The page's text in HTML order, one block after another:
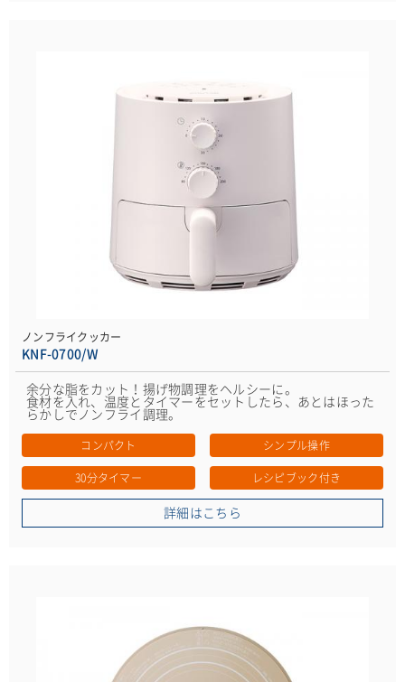
ノンフライクッカー
KNF-0700/W
余分な脂をカット！揚げ物調理をヘルシーに。
食材を入れ、温度とタイマーをセットしたら、あとはほった
らかしでノンフライ調理。
コンパクト シンプル操作
30分タイマー レシピブック付き
詳細はこちら